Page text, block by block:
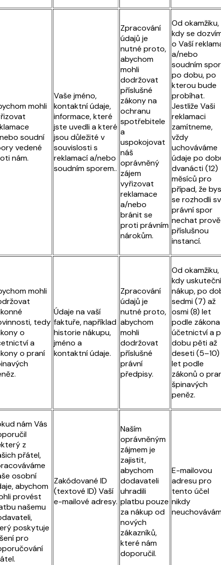
mohli
soudní
vedené
nám.
Vaše jméno,
kontaktní údaje,
informace, které
jste uvedli a které
jsou důležité v
souvislosti s
reklamací a/nebo
soudním sporem..
Zpracování
údajů je
nutné proto,
abychom
mohli
dodržovat
příslušné
zákony na
ochranu
spotřebitele
a
uspokojovat
náš
oprávněný
zájem
vyřizovat
reklamace
a/nebo
bránit se
proti právním
nárokům.
Od okamžiku,
kdy se
o Vaší
a/nebo
soudním
po dobu, po
kterou bude
probíhat.
Jestliže Vaši
reklamaci
zamítneme,
vždy
uchováváme
údaje po
dvanácti (12)
měsíců pro
případ, že
se rozhodli
právní spor
nechat
příslušnou
instancí.
mohli
tedy
o
a
o praní
Údaje na vaší
faktuře, například
historie nákupu,
jméno a
kontaktní údaje.
Zpracování
údajů je
nutné proto,
abychom
mohli
dodržovat
příslušné
právní
předpisy.
Od okamžiku,
kdy
nákup, po
sedmi (7) až
osmi (8) let
podle
účetnictví a
dobu pěti až
deseti (5–10)
let podle
zákonů o
špinavých
peněz.
nám Vás
z
přátel,
osobní
abychom
provést
našemu
poskytuje
pro
Zakódované ID
(textové ID) Vaší
e-mailové adresy.
Naším
oprávněným
zájmem je
zajistit,
abychom
dodavateli
uhradili
platbu pouze
za nákup od
nových
zákazníků,
které nám
doporučil.
E-mailovou
adresu pro
tento účel
nikdy